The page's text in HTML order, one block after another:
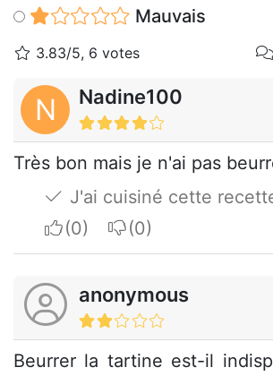
Mauvais
3.83/5, 6 votes
N Nadine100
Très bon mais je n'ai pas
J'ai cuisiné cette
I apreciateI do not
anonymous
Beurrer la tartine est-il